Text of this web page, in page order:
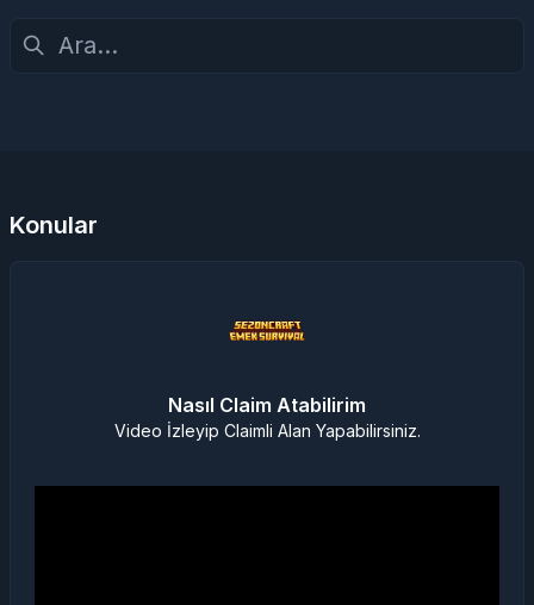
Konular
Nasıl Claim Atabilirim
Video İzleyip Claimli Alan Yapabilirsiniz.